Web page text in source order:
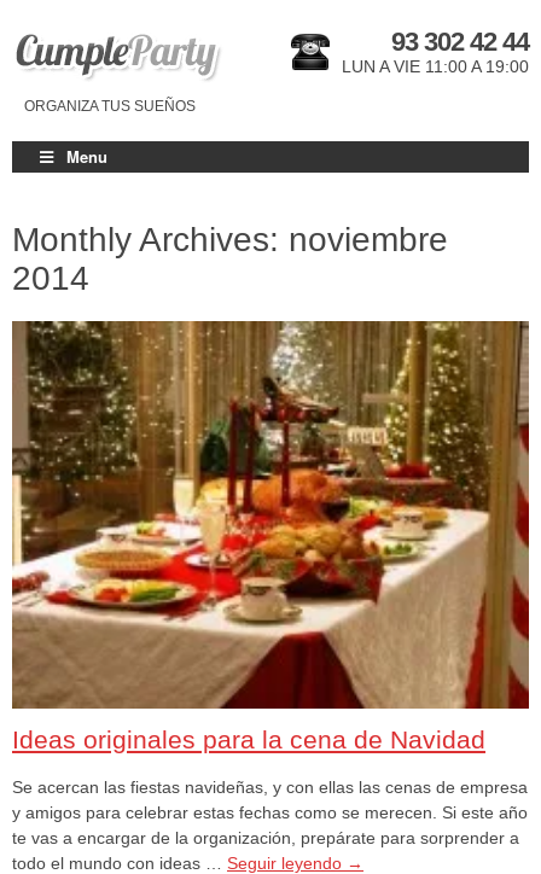
ORGANIZA TUS SUEÑOS
93 302 42 44
LUN A VIE 11:00 A 19:00
Menu
Monthly Archives: noviembre
2014
Ideas originales para la cena de Navidad
Se acercan las fiestas navideñas, y con ellas las cenas de empresa
y amigos para celebrar estas fechas como se merecen. Si este año
te vas a encargar de la organización, prepárate para sorprender a
todo el mundo con ideas … Seguir leyendo →